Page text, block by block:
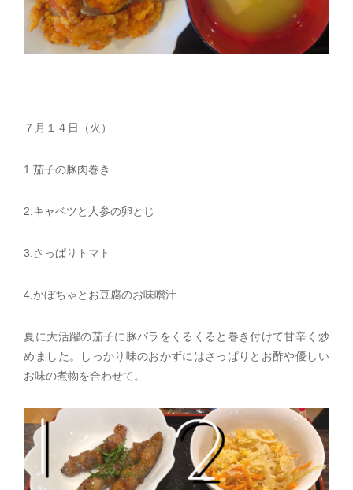
７月１４日（火）
1.茄子の豚肉巻き
2.キャベツと人参の卵とじ
3.さっぱりトマト
4.かぼちゃとお豆腐のお味噌汁
夏に大活躍の茄子に豚バラをくるくると巻き付けて甘辛く炒
めました。しっかり味のおかずにはさっぱりとお酢や優しい
お味の煮物を合わせて。